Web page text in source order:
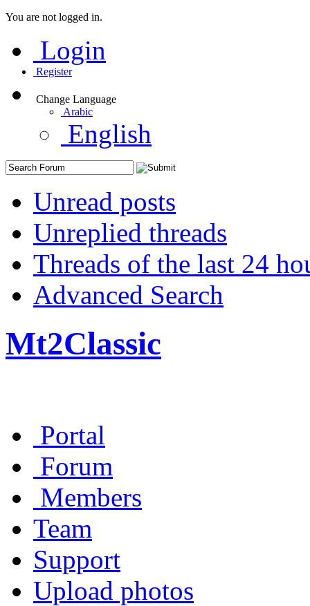
You are not logged in.
Login
Register
Change Language
Arabic
English
Unread posts
Unreplied threads
Threads of the last 24
Advanced Search
Mt2Classic
Portal
Forum
Members
Team
Support
Upload photos